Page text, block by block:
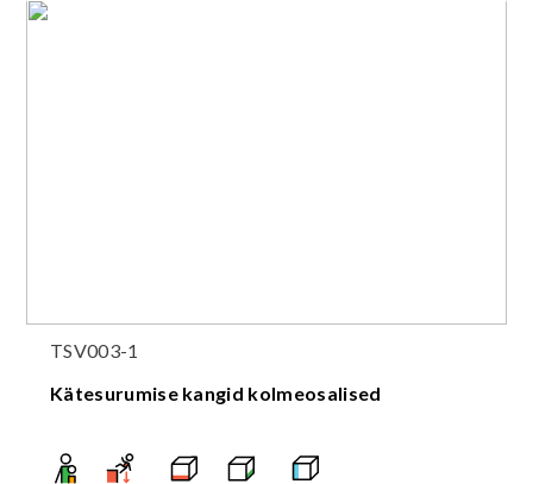
TSV003-1
Kätesurumise kangid kolmeosalised